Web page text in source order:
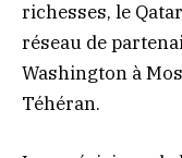
richesses, le
réseau de
Washington à
Téhéran.